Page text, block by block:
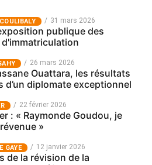
31 mars 2026
publique des
26 mars 2026
Ouattara, les résultats
d’un diplomate exceptionnel
22 février 2026
: « Raymonde Goudou, je
»
GAYE 12 janvier 2026
de la révision de la